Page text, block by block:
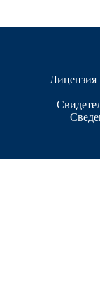
Лицензия